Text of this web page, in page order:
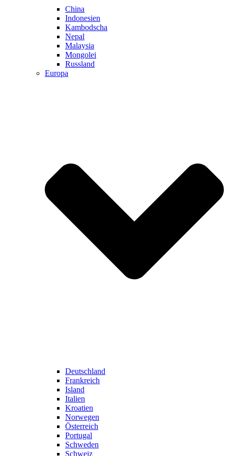
China
Indonesien
Kambodscha
Nepal
Malaysia
Mongolei
Russland
Europa
Deutschland
Frankreich
Island
Italien
Kroatien
Norwegen
Österreich
Portugal
Schweden
Schweiz